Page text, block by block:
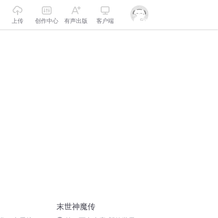
上传 创作中心 有声出版 客户端
末世神魔传